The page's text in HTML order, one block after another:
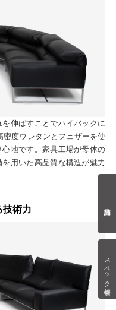
スペック情報
伸ばすことでハイバックに
度ウレタンとフェザーを使
地です。家具工場が母体の
用いた高品質な構造が魅力
技術力